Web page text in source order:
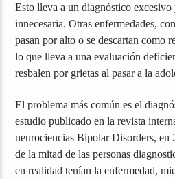
Esto lleva a un diagnóstico excesivo
innecesaria. Otras enfermedades,
pasan por alto o se descartan como
lo que lleva a una evaluación
resbalen por grietas al pasar a la
El problema más común es el
estudio publicado en la revista
neurociencias Bipolar Disorders, en
de la mitad de las personas
en realidad tenían la enfermedad,